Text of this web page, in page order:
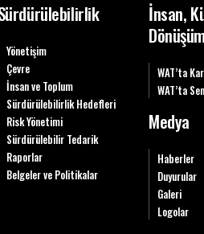
Yönetişim
Çevre
İnsan ve Toplum
Sürdürülebilirlik Hedefleri
Risk Yönetimi
Sürdürülebilir Tedarik
Raporlar
Belgeler ve Politikalar
İnsan,
WAT’ta
WAT’ta
Medya
Haberler
Duyurular
Galeri
Logolar